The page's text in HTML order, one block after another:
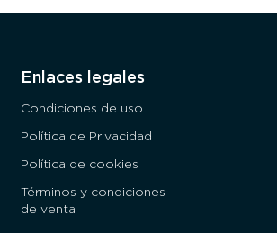
Enlaces legales
Condiciones de uso
Política de Privacidad
Política de cookies
Términos y condiciones
de venta